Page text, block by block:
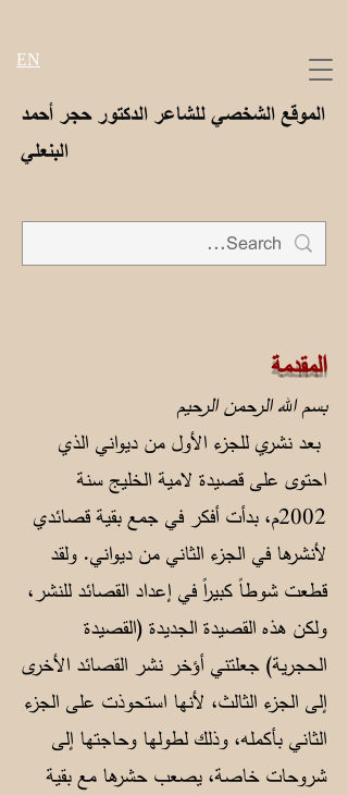
الموقع الشخصي للشاعر الدكتور حجر أحمد
البنعلي
EN
المقدمة
بسم الله الرحمن الرحيم
بعد نشري للجزء الأول من ديواني الذي
احتوى على قصيدة لامية الخليج سنة
2002م، بدأت أفكر في جمع بقية قصائدي
لأنشرها في الجزء الثاني من ديواني. ولقد
قطعت شوطاً كبيراً في إعداد القصائد للنشر،
ولكن هذه القصيدة الجديدة (القصيدة
الحجرية) جعلتني أؤخر نشر القصائد الأخرى
إلى الجزء الثالث، لأنها استحوذت على الجزء
الثاني بأكمله، وذلك لطولها وحاجتها إلى
شروحات خاصة، يصعب حشرها مع بقية